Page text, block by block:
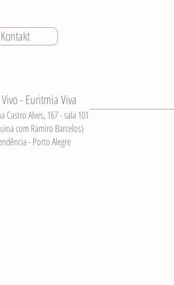
Kontakt
- Euritmia Viva
Castro Alves, 167 - sala 101
com Ramiro Barcelos)
- Porto Alegre